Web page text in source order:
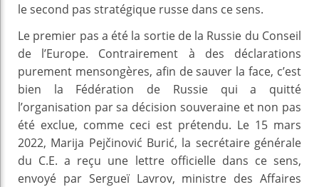
le second pas stratégique russe dans ce sens.
Le premier pas a été la sortie de la Russie du Conseil
de l’Europe. Contrairement à des déclarations
purement mensongères, afin de sauver la face, c’est
bien la Fédération de Russie qui a quitté
l’organisation par sa décision souveraine et non pas
été exclue, comme ceci est prétendu. Le 15 mars
2022, Marija Pejčinović Burić, la secrétaire générale
du C.E. a reçu une lettre officielle dans ce sens,
envoyé par Sergueï Lavrov, ministre des Affaires